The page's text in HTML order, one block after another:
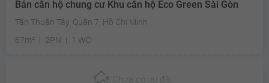
Bán căn hộ chung cư Khu căn hộ Eco Green Sài Gòn
Tân Thuận Tây, Quận 7, Hồ Chí Minh
67m²
2PN 1 WC
Chưa có ưu đãi